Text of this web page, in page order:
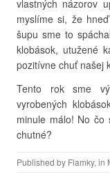
vlastných názorov
myslíme si, že
šupu sme to
klobások, utužené
pozitívne chuť našej
Tento rok sme
vyrobených
minule málo! No čo
chutné?
Published by Flamky, in